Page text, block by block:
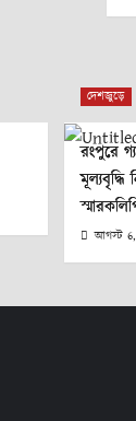
দেশজুড়ে
রংপুরে
মূল্যবৃদ্ধি
আগস্ট